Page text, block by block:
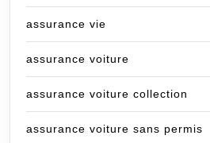
assurance vie
assurance voiture
assurance voiture collection
assurance voiture sans permis